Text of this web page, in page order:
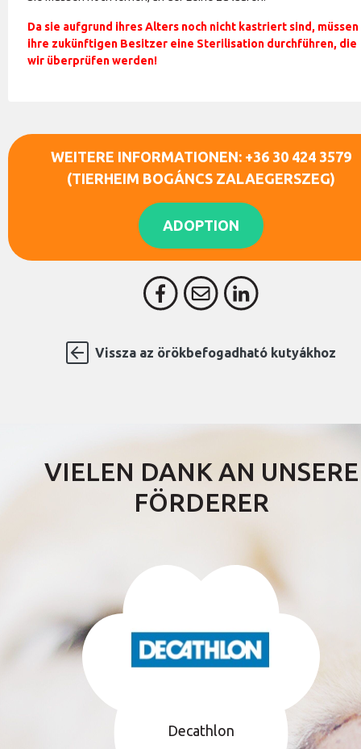
Da sie aufgrund ihres Alters noch nicht kastriert sind, müssen
ihre zukünftigen Besitzer eine Sterilisation durchführen, die
wir überprüfen werden!
WEITERE INFORMATIONEN: +36 30 424 3579
(TIERHEIM BOGÁNCS ZALAEGERSZEG)
ADOPTION
Vissza az örökbefogadható kutyákhoz
VIELEN DANK AN UNSERE
FÖRDERER
Decathlon